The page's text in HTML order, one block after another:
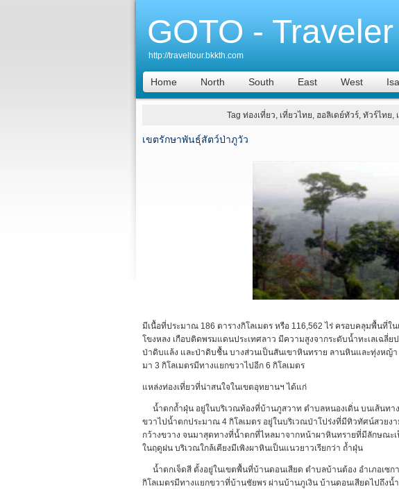
GOTO - Traveler
http://traveltour.bkkth.com
Home North South East West
Tag ท่องเที่ยว, เที่ยวไทย, ฮอลิเดย์ทัวร์, ทัวร์ไท
เขตรักษาพันธุ์สัตว์ป่าภูวัว
มีเนื้อที่ประมาณ 186 ตารางกิโลเมตร หรือ 116,562 ไร่ ครอบคลุมพื้นที่ใ
โขงหลง เกือบติดพรมแดนประเทศลาว มีความสูงจากระดับน้ำทะเลเฉลี่
ป่าดิบแล้ง และป่าดิบชื้น บางส่วนเป็นสันเขาหินทราย ลานหินและทุ่งหญ้า
มา 3 กิโลเมตรมีทางแยกขวาไปอีก 6 กิโลเมตร
แหล่งท่องเที่ยวที่น่าสนใจในเขตอุทยานฯ ได้แก่
น้ำตกถ้ำฝุ่น อยู่ในบริเวณท้องที่บ้านภูสวาท ตำบลหนองเดิ่น บนเส้นทา
ขวาไปน้ำตกประมาณ 4 กิโลเมตร อยู่ในบริเวณป่าโปร่งที่มีทิวทัศน์สวย
กว้างขวาง จนมาสุดทางที่น้ำตกที่ไหลมาจากหน้าผาหินทรายที่มีลักษณะ
ในฤดูฝน บริเวณใกล้เคียงมีเพิงผาหินเป็นแนวยาวเรียกว่า ถ้ำฝุ่น
น้ำตกเจ็ดสี ตั้งอยู่ในเขตพื้นที่บ้านดอนเสียด ตำบลบ้านต้อง อำเภอเซก
กิโลเมตรมีทางแยกขวาที่บ้านชัยพร ผ่านบ้านภูเงิน บ้านดอนเสียดไปถึงน้